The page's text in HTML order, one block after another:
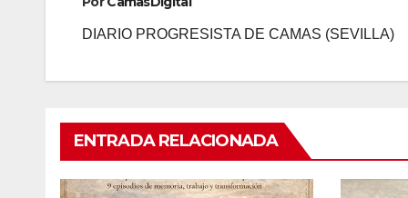
DIARIO PROGRESISTA DE CAMAS (SEVILLA)
ENTRADA RELACIONADA